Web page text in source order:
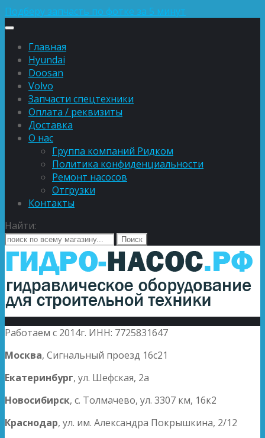
Подберу запчасть по фотке за 5 минут
Главная
Hyundai
Doosan
Volvo
Запчасти спецтехники
Оплата / реквизиты
Доставка
О нас
Группа компаний Ридком
Политика конфиденциальности
Ремонт насосов
Отгрузки
Контакты
Найти:
Работаем с 2014г. ИНН: 7725831647
Москва, Сигнальный проезд 16с21
Екатеринбург, ул. Шефская, 2а
Новосибирск, с. Толмачево, ул. 3307 км, 16к2
Краснодар, ул. им. Александра Покрышкина, 2/12